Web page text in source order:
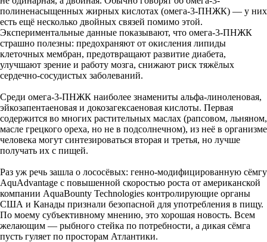
полиненасыщен­ных жирных кислотах (омега-3-­ПНЖК) — у них
есть ещё несколько двойных связей помимо этой.
Экспериментальные данные показывают, что омега-3-ПНЖК
страшно полезны: предохраняют от окисления липиды
клеточных мембран, предотвращают развитие диабета,
улучшают зрение и работу мозга, снижают риск тяжёлых
сердечно-сосудистых заболеваний.
Среди омега-3-ПНЖК наиболее знамениты альфа-линоленовая,
эйкозапентаеновая и докозагексаеновая кислоты. Первая
содержится во многих растительных маслах (рапсовом, льняном,
масле грецкого ореха, но не в подсолнечном), из неё в организме
человека могут синтезироваться вторая и третья, но лучше
получать их с пищей.
Раз уж речь зашла о лососёвых: генно-модифицированную сёмгу
AquAdvantage с повышенной скоростью роста от американской
компании AquaBounty Technologies контролирующие органы
США и Канады признали безопасной для употребления в пищу.
По моему субъективному мнению, это хорошая новость. Всем
желающим — рыбного стейка по потребности, а дикая сёмга
пусть гуляет по просторам Атлантики.